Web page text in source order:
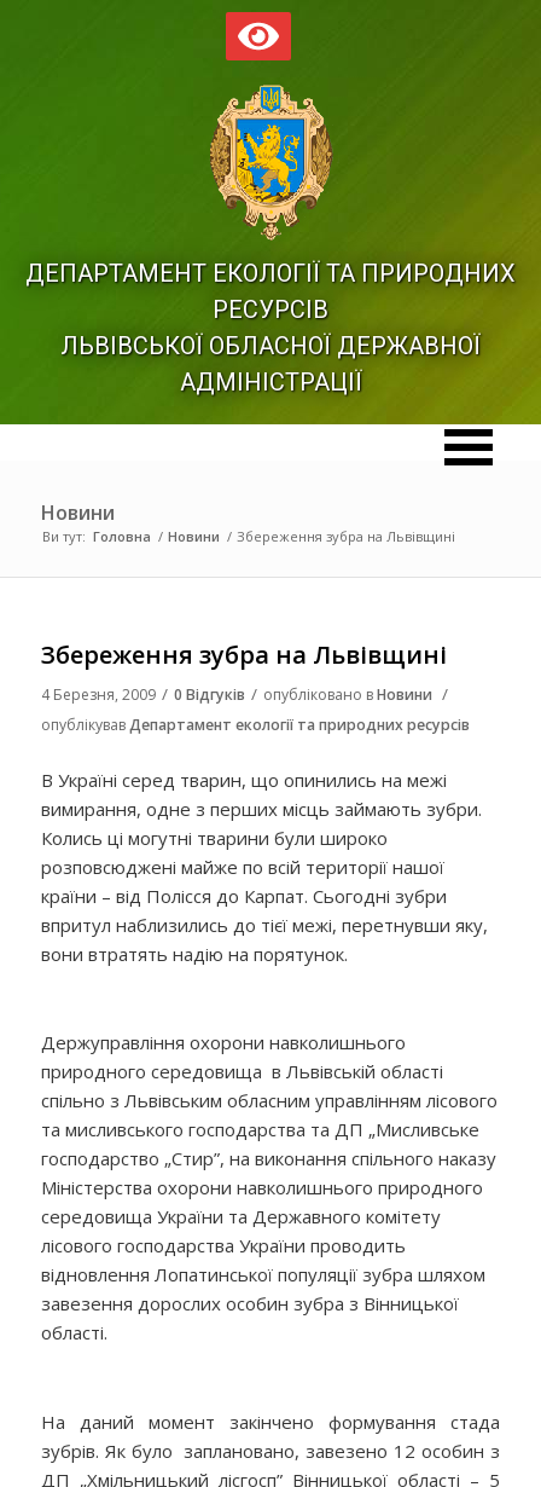
ДЕПАРТАМЕНТ ЕКОЛОГІЇ ТА ПРИРОДНИХ
РЕСУРСІВ
ЛЬВІВСЬКОЇ ОБЛАСНОЇ ДЕРЖАВНОЇ
АДМІНІСТРАЦІЇ
Новини
Ви тут: Головна / Новини / Збереження зубра на Львівщині
Збереження зубра на Львівщині
4 Березня, 2009 / 0 Відгуків / опубліковано вНовини /
опублікувавДепартамент екології та природних ресурсів
В Україні серед тварин, що опинились на межі
вимирання, одне з перших місць займають зубри.
Колись ці могутні тварини були широко
розповсюджені майже по всій території нашої
країни – від Полісся до Карпат. Сьогодні зубри
впритул наблизились до тієї межі, перетнувши яку,
вони втратять надію на порятунок.
Держуправління охорони навколишнього
природного середовища в Львівській області
спільно з Львівським обласним управлінням лісового
та мисливського господарства та ДП „Мисливське
господарство „Стир”, на виконання спільного наказу
Міністерства охорони навколишнього природного
середовища України та Державного комітету
лісового господарства України проводить
відновлення Лопатинської популяції зубра шляхом
завезення дорослих особин зубра з Вінницької
області.
На даний момент закінчено формування стада
зубрів. Як було заплановано, завезено 12 особин з
ДП „Хмільницький лісгосп” Вінницької області – 5